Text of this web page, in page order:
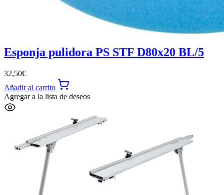
Esponja pulidora PS STF D80x20 BL/5
32,50€
Añadir al carrito
Agregar a la lista de deseos